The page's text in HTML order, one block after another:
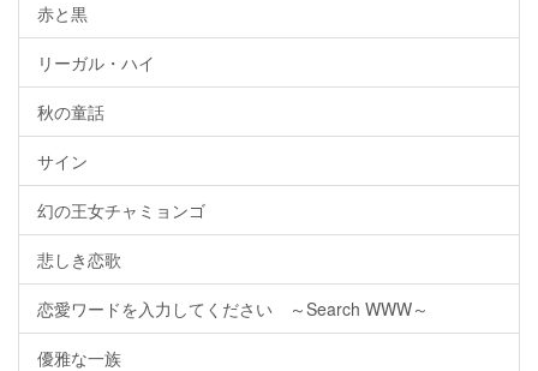
赤と黒
リーガル・ハイ
秋の童話
サイン
幻の王女チャミョンゴ
悲しき恋歌
恋愛ワードを入力してください ～Search WWW～
優雅な一族